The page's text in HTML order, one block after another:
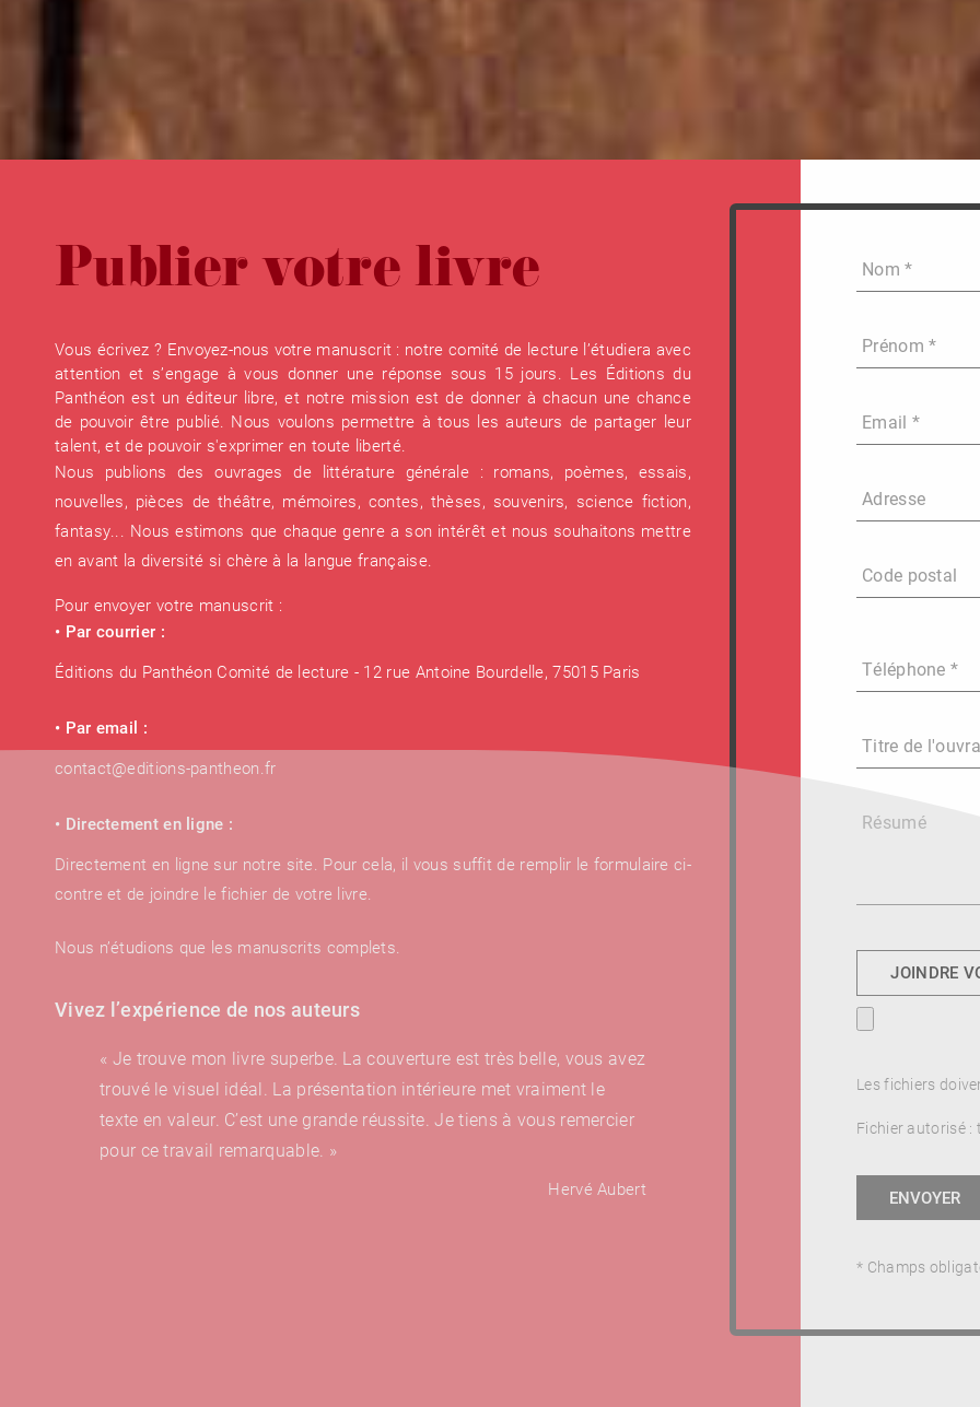
Publier votre livre
Vous écrivez ? Envoyez-nous votre manuscrit : notre comité de lecture l’étudiera avec
attention et s’engage à vous donner une réponse sous 15 jours. Les Éditions du
Panthéon est un éditeur libre, et notre mission est de donner à chacun une chance
de pouvoir être publié. Nous voulons permettre à tous les auteurs de partager leur
talent, et de pouvoir s'exprimer en toute liberté.
Nous publions des ouvrages de littérature générale : romans, poèmes, essais,
nouvelles, pièces de théâtre, mémoires, contes, thèses, souvenirs, science fiction,
fantasy... Nous estimons que chaque genre a son intérêt et nous souhaitons mettre
en avant la diversité si chère à la langue française.
Pour envoyer votre manuscrit :
• Par courrier :
Éditions du Panthéon Comité de lecture - 12 rue Antoine Bourdelle, 75015 Paris
• Par email :
contact@editions-pantheon.fr
• Directement en ligne :
Directement en ligne sur notre site. Pour cela, il vous suffit de remplir le formulaire ci-
contre et de joindre le fichier de votre livre.
Nous n’étudions que les manuscrits complets.
Vivez l’expérience de nos auteurs
Je trouve mon livre superbe. La couverture est très belle, vous avez
trouvé le visuel idéal. La présentation intérieure met vraiment le
texte en valeur. C’est une grande réussite. Je tiens à vous remercier
pour ce travail remarquable.
Hervé Aubert
plaisir de travailler avec eux.
conseil et très professionnels.
Nom *
Prénom *
Email *
Adresse
Code postal
Téléphone *
Titre de
Résumé
JOINDRE
Les fichiers
Fichier autorisé
* Champs